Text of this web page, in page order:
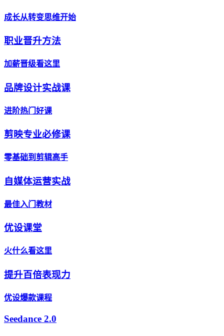
成长从转变思维开始
职业晋升方法
加薪晋级看这里
品牌设计实战课
进阶热门好课
剪映专业必修课
零基础到剪辑高手
自媒体运营实战
最佳入门教材
优设课堂
火什么看这里
提升百倍表现力
优设爆款课程
Seedance 2.0